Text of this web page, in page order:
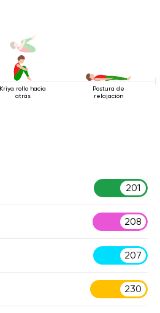
Kriya rollo hacia
atrás
Postura de
relajación
201
208
207
230